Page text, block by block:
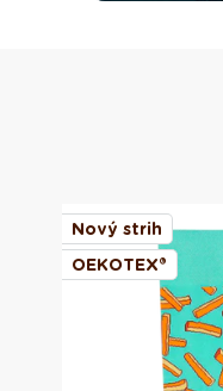
Nový strih
OEKOTEX®